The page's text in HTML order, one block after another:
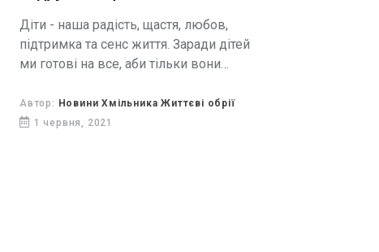
Діти - наша радість, щастя, любов,
підтримка та сенс життя. Заради дітей
ми готові на все, аби тільки вони
потребують піклування, любові
захисту своїх прав, життя...
Автор: Новини Хмільника Життєві обрії
1 червня, 2021